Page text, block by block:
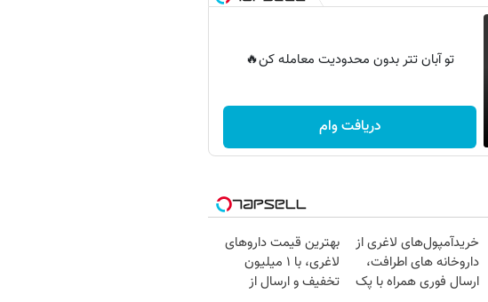
تو آبان تتر بدون محدودیت معامله کن🔥
دریافت وام
خریدآمپول‌های لاغری از
داروخانه های اطرافت،
ارسال فوری همراه با پک
بهترین قیمت داروهای
لاغری، با ۱ میلیون
تخفیف و ارسال از